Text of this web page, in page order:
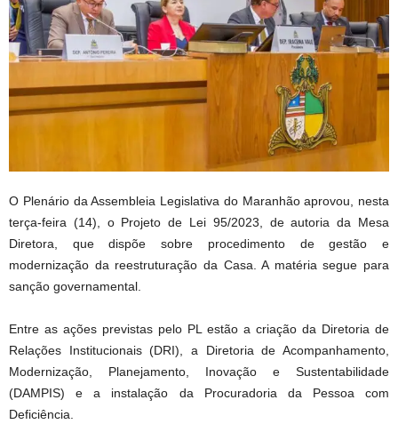
O Plenário da Assembleia Legislativa do Maranhão aprovou, nesta
terça-feira (14), o Projeto de Lei 95/2023, de autoria da Mesa
Diretora, que dispõe sobre procedimento de gestão e
modernização da reestruturação da Casa. A matéria segue para
sanção governamental.
Entre as ações previstas pelo PL estão a criação da Diretoria de
Relações Institucionais (DRI), a Diretoria de Acompanhamento,
Modernização, Planejamento, Inovação e Sustentabilidade
(DAMPIS) e a instalação da Procuradoria da Pessoa com
Deficiência.